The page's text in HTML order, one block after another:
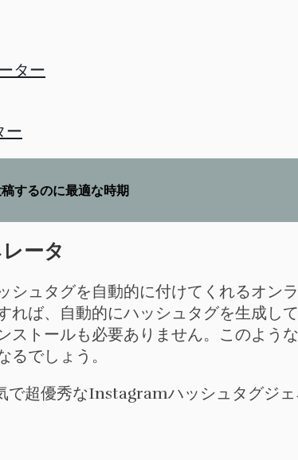
ター
ー
するのに最適な時期
ータ
シュタグを自動的に付けてくれるオン
れば、自動的にハッシュタグを生成し
ストールも必要ありません。このよう
でしょう。